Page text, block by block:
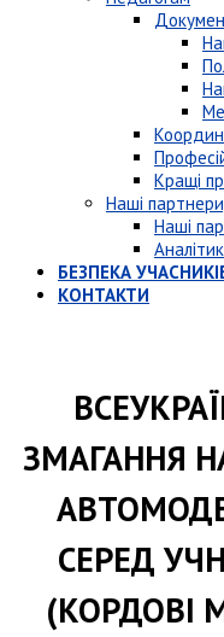
Кращі
Наші
Наші
БЕЗПЕКА
КОНТАКТИ
ЗМАГАННЯ
СЕРЕД
(КОРДОВІ